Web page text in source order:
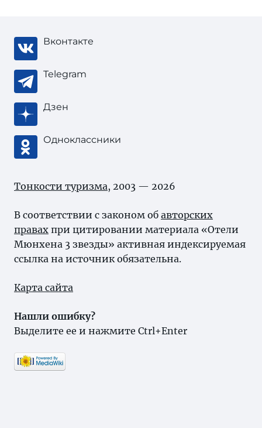
Вконтакте
Telegram
Дзен
Одноклассники
Тонкости туризма, 2003 — 2026
В соответствии с законом об авторских
правах при цитировании материала «Отели
Мюнхена 3 звезды» активная индексируемая
ссылка на источник обязательна.
Карта сайта
Нашли ошибку?
Выделите ее и нажмите Ctrl+Enter